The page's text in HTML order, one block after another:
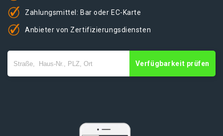
Zahlungsmittel: Bar oder EC-Karte
Anbieter von Zertifizierungsdiensten
Verfügbarkeit prüfen